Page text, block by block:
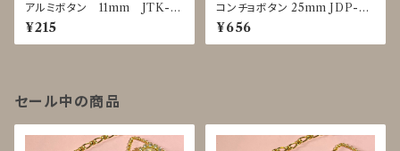
アルミボタン 11mm JTK-0
025～0029
¥215
コンチョボタン 25mm JDP-00
16
¥656
セール中の商品